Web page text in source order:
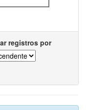
registros por